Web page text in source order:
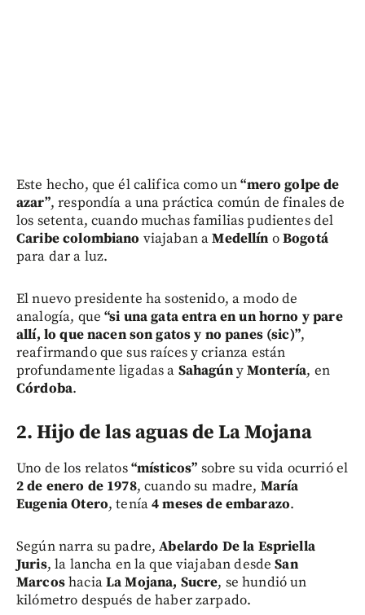
Este hecho, que él califica como un“mero golpe de
azar”, respondía a una práctica común de finales de
los setenta, cuando muchas familias pudientes del
Caribe colombiano viajaban aMedellín oBogotá
para dar a luz.
El nuevo presidente ha sostenido, a modo de
analogía, que“si una gata entra en un horno y pare
allí, lo que nacen son gatos y no panes (sic)”,
reafirmando que sus raíces y crianza están
profundamente ligadas a SahagúnyMontería, en
Córdoba.
2. Hijo de las aguas de La Mojana
Uno de los relatos“místicos” sobre su vida ocurrió el
2 de enero de 1978, cuando su madre, María
Eugenia Otero, tenía4 meses de embarazo.
Según narra su padre,Abelardo De la Espriella
Juris, la lancha en la que viajaban desdeSan
MarcoshaciaLa Mojana, Sucre, se hundió un
kilómetro después de haber zarpado.